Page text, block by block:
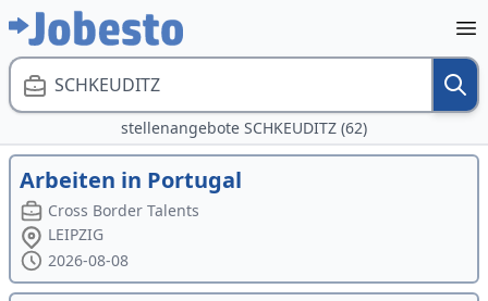
SCHKEUDITZ
stellenangebote SCHKEUDITZ (62)
Arbeiten in Portugal
Cross Border Talents
LEIPZIG
2026-08-08